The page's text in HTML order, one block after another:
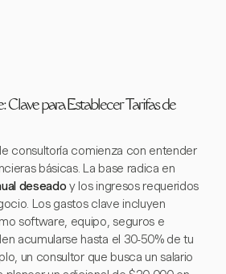
Clave para Establecer Tarifas de
consultoría comienza con entender
básicas. La base radica en
deseado y los ingresos requeridos
Los gastos clave incluyen
software, equipo, seguros e
acumularse hasta el 30-50% de tu
un consultor que busca un salario